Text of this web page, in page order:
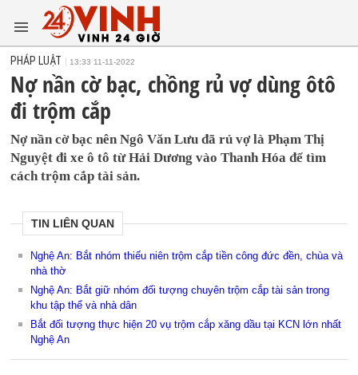
PHÁP LUẬT 13:33 11-11-2022
Nợ nần cờ bạc, chồng rủ vợ dùng ôtô
đi trộm cắp
Nợ nần cờ bạc nên Ngô Văn Lưu đã rủ vợ là Phạm Thị
Nguyệt đi xe ô tô từ Hải Dương vào Thanh Hóa để tìm
cách trộm cắp tài sản.
TIN LIÊN QUAN
Nghệ An: Bắt nhóm thiếu niên trộm cắp tiền công đức đền, chùa và
nhà thờ
Nghệ An: Bắt giữ nhóm đối tượng chuyên trộm cắp tài sản trong
khu tập thể và nhà dân
Bắt đối tượng thực hiện 20 vụ trộm cắp xăng dầu tại KCN lớn nhất
Nghệ An